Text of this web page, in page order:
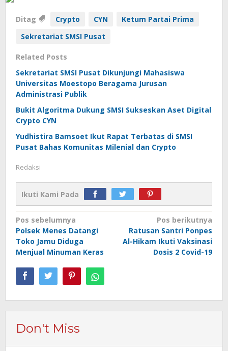
Ditag Crypto CYN
Ketum Partai Prima
Sekretariat SMSI Pusat
Related Posts
Sekretariat SMSI Pusat Dikunjungi Mahasiswa
Universitas Moestopo Beragama Jurusan
Administrasi Publik
Bukit Algoritma Dukung SMSI Sukseskan Aset Digital
Crypto CYN
Yudhistira Bamsoet Ikut Rapat Terbatas di SMSI
Pusat Bahas Komunitas Milenial dan Crypto
Redaksi
Ikuti Kami Pada
Navigasi
pos
Pos sebelumnya
Polsek Menes Datangi
Toko Jamu Diduga
Menjual Minuman Keras
Pos berikutnya
Ratusan Santri Ponpes
Al-Hikam Ikuti Vaksinasi
Dosis 2 Covid-19
Don't Miss